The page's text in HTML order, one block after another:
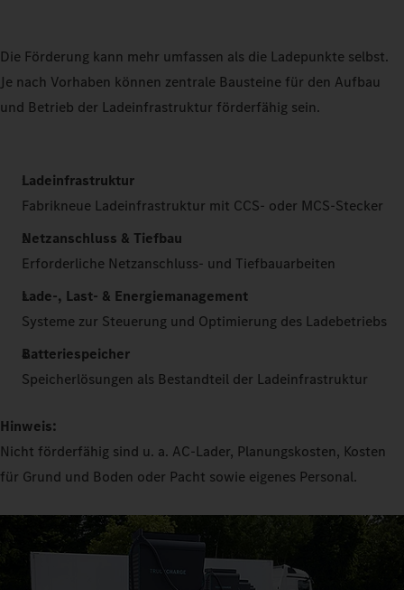
Die Förderung kann mehr umfassen als die Ladepunkte selbst.
Je nach Vorhaben können zentrale Bausteine für den Aufbau
und Betrieb der Ladeinfrastruktur förderfähig sein.
Ladeinfrastruktur
Fabrikneue Ladeinfrastruktur mit CCS- oder MCS-Stecker
Netzanschluss & Tiefbau
Erforderliche Netzanschluss- und Tiefbauarbeiten
Lade-, Last- & Energiemanagement
Systeme zur Steuerung und Optimierung des Ladebetriebs
Batteriespeicher
Speicherlösungen als Bestandteil der Ladeinfrastruktur
Hinweis:
Nicht förderfähig sind u. a. AC-Lader, Planungskosten, Kosten
für Grund und Boden oder Pacht sowie eigenes Personal.